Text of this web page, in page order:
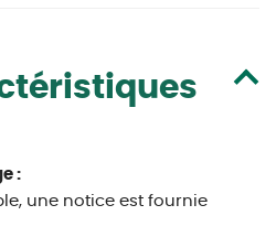
:
une notice est fournie